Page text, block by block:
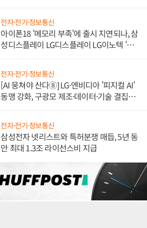
전자·전기·정보통신
아이폰18 '메모리 부족'에 출시 지연되나, 삼
성디스플레이 LG디스플레이 LG이노텍 '탈
전자·전기·정보통신
[AI 뭉쳐야 산다⑧] LG·엔비디아 '피지컬 AI'
동맹 강화, 구광모 제조·데이터·기술 결집
전자·전기·정보통신
삼성전자 넷리스트와 특허분쟁 매듭, 5년 동
안 최대 1.3조 라이선스비 지급